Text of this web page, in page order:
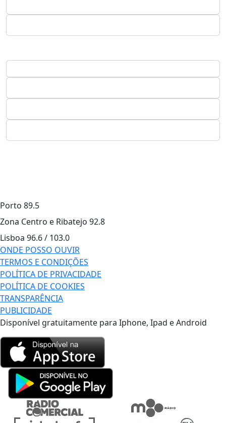
Porto 89.5
Zona Centro e Ribatejo 92.8
Lisboa 96.6 / 103.0
ONDE POSSO OUVIR
TERMOS E CONDIÇÕES
POLÍTICA DE PRIVACIDADE
POLÍTICA DE COOKIES
TRANSPARÊNCIA
PUBLICIDADE
Disponível gratuitamente para Iphone, Ipad e Android